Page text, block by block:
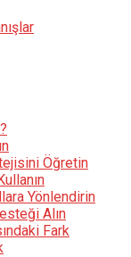
Öğretin
Yönlendirin
Alın
Fark